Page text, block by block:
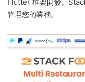
Flutter 框架開發。
管理您的業務。